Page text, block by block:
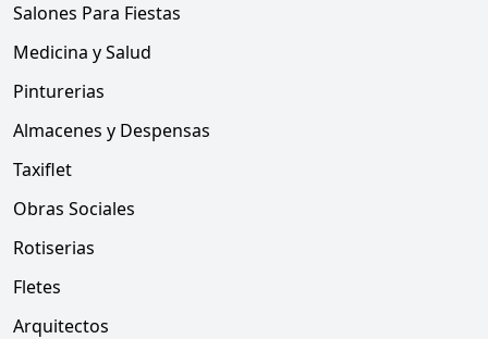
Salones Para Fiestas
Medicina y Salud
Pinturerias
Almacenes y Despensas
Taxiflet
Obras Sociales
Rotiserias
Fletes
Arquitectos